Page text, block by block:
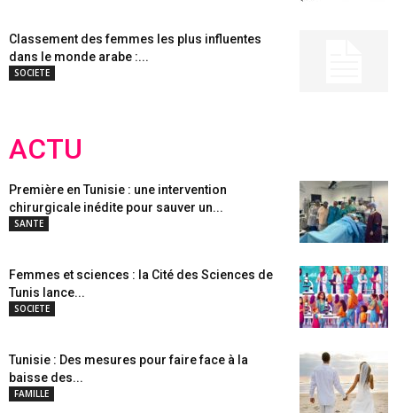
Classement des femmes les plus influentes
dans le monde arabe :...
SOCIETE
ACTU
Première en Tunisie : une intervention
chirurgicale inédite pour sauver un...
SANTE
Femmes et sciences : la Cité des Sciences de
Tunis lance...
SOCIETE
Tunisie : Des mesures pour faire face à la
baisse des...
FAMILLE